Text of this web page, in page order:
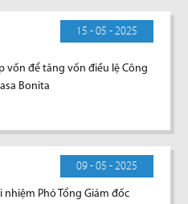
15 - 05 - 2025
vốn để tăng vốn điều lệ Công
Bonita
09 - 05 - 2025
nhiệm Phó Tổng Giám đốc